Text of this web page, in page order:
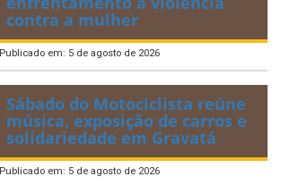
contra a mulher
Publicado em: 5 de agosto de 2026
Sábado do Motociclista reúne
música, exposição de carros e
solidariedade em Gravatá
Publicado em: 5 de agosto de 2026